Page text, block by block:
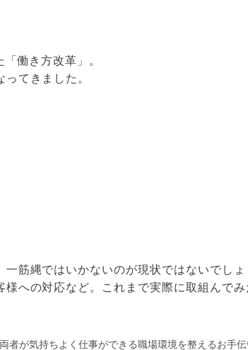
働き方改革」。
てきました。
筋縄ではいかないのが現状ではないでしょ
への対応など。これまで実際に取組んでみ
者が気持ちよく仕事ができる職場環境を整えるお手伝